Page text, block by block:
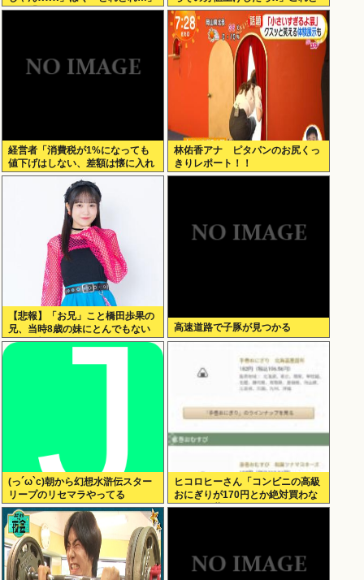
ガキ「ニコニコ！らきすた！ボカ
うすんの？
経営者「消費税が1%になっても
値下げはしない、差額は懐に入れ
る」
林佑香アナ ピタパンのお尻くっ
きりレポート！！
【悲報】「お兄」こと橋田歩果の
兄、当時8歳の妹にとんでもない
ことを頼む
高速道路で子豚が見つかる
(っ´ω`c)朝から幻想水滸伝スター
リープのリセマラやってる
ヒコロヒーさん「コンビニの高級
おにぎりが170円とか絶対買わな
い」とか薄すぎるトークをかまし